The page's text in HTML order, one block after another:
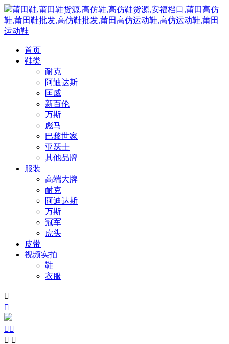
莆田鞋,莆田鞋货源,高仿鞋,高仿鞋货源,安福档口,莆田高仿
鞋,莆田鞋批发,高仿鞋批发,莆田高仿运动鞋,高仿运动鞋,莆田
运动鞋
首页
鞋类
耐克
阿迪达斯
匡威
新百伦
万斯
彪马
巴黎世家
亚瑟士
其他品牌
服装
高端大牌
耐克
阿迪达斯
万斯
冠军
虎头
皮带
视频实拍
鞋
衣服


 
 